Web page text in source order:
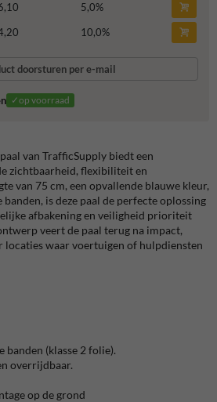
5,0%
10,0%
doorsturen per e-mail
✓op voorraad
van TrafficSupply biedt een
zichtbaarheid, flexibiliteit en
van 75 cm, een opvallende blauwe kleur,
is deze paal de perfecte oplossing
afbakening en veiligheid prioriteit
veert de paal terug na impact,
waar voertuigen of hulpdiensten
(klasse 2 folie).
overrijdbaar.
op de grond